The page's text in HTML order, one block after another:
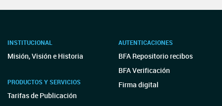
INSTITUCIONAL
Misión, Visión e Historia
PRODUCTOS Y SERVICIOS
Tarifas de Publicación
AUTENTICACIONES
BFA Repositorio recibos
BFA Verificación
Firma digital